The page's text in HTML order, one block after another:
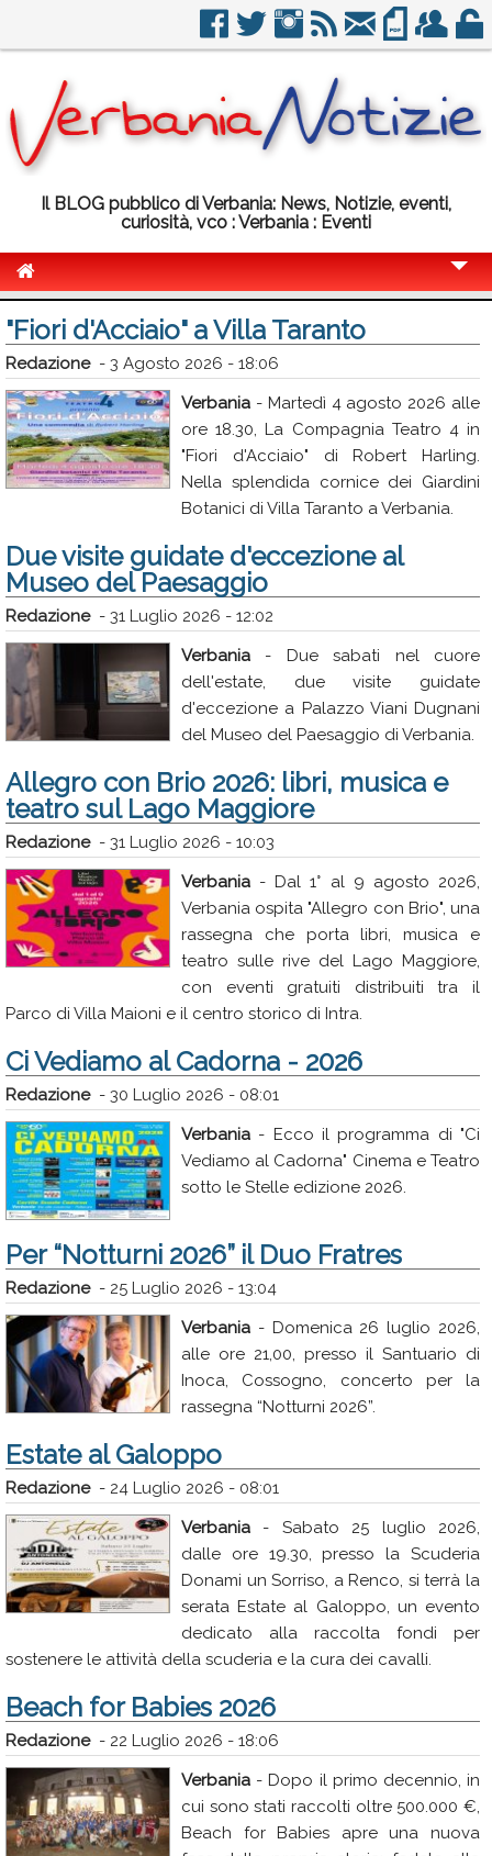
Il BLOG pubblico di Verbania: News, Notizie, eventi,
curiosità, vco : Verbania : Eventi
Politica
Sport
Eventi
Info Utili
Calendario
Annunci
"Fiori d'Acciaio" a Villa Taranto
Redazione- 3 Agosto 2026 - 18:06
Verbania - Martedì 4 agosto 2026 alle
ore 18.30, La Compagnia Teatro 4 in
"Fiori d'Acciaio" di Robert Harling.
Nella splendida cornice dei Giardini
Botanici di Villa Taranto a Verbania.
Due visite guidate d'eccezione al
Museo del Paesaggio
Redazione- 31 Luglio 2026 - 12:02
Verbania - Due sabati nel cuore
dell'estate, due visite guidate
d'eccezione a Palazzo Viani Dugnani
del Museo del Paesaggio di Verbania.
Allegro con Brio 2026: libri, musica e
teatro sul Lago Maggiore
Redazione- 31 Luglio 2026 - 10:03
Verbania - Dal 1° al 9 agosto 2026,
Verbania ospita "Allegro con Brio", una
rassegna che porta libri, musica e
teatro sulle rive del Lago Maggiore,
con eventi gratuiti distribuiti tra il
Parco di Villa Maioni e il centro storico di Intra.
Ci Vediamo al Cadorna - 2026
Redazione- 30 Luglio 2026 - 08:01
Verbania - Ecco il programma di "Ci
Vediamo al Cadorna" Cinema e Teatro
sotto le Stelle edizione 2026.
Per “Notturni 2026” il Duo Fratres
Redazione- 25 Luglio 2026 - 13:04
Verbania - Domenica 26 luglio 2026,
alle ore 21,00, presso il Santuario di
Inoca, Cossogno, concerto per la
rassegna “Notturni 2026”.
Estate al Galoppo
Redazione- 24 Luglio 2026 - 08:01
Verbania - Sabato 25 luglio 2026,
dalle ore 19.30, presso la Scuderia
Donami un Sorriso, a Renco, si terrà la
serata Estate al Galoppo, un evento
dedicato alla raccolta fondi per
sostenere le attività della scuderia e la cura dei cavalli.
Beach for Babies 2026
Redazione- 22 Luglio 2026 - 18:06
Verbania - Dopo il primo decennio, in
cui sono stati raccolti oltre 500.000 €,
Beach for Babies apre una nuova